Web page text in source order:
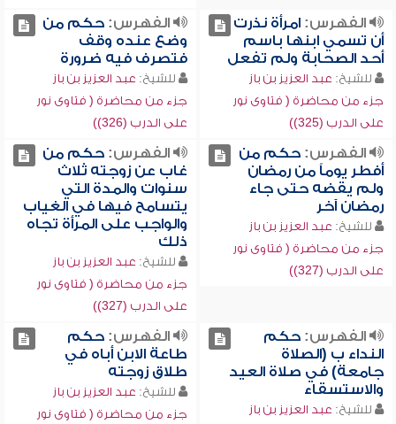
الفهرس:امرأة نذرت
أن تسمي ابنها باسم
أحد الصحابة ولم تفعل
للشيخ: عبد العزيز بن باز
جزء من محاضرة ( فتاوى نور
على الدرب (325))
الفهرس:حكم من
وضع عنده وقف
فتصرف فيه ضرورة
للشيخ: عبد العزيز بن باز
جزء من محاضرة ( فتاوى نور
على الدرب (326))
الفهرس:حكم من
أفطر يوماً من رمضان
ولم يقضه حتى جاء
رمضان آخر
للشيخ: عبد العزيز بن باز
جزء من محاضرة ( فتاوى نور
على الدرب (327))
الفهرس:حكم من
غاب عن زوجته ثلاث
سنوات والمدة التي
يتسامح فيها في الغياب
والواجب على المرأة تجاه
ذلك
للشيخ: عبد العزيز بن باز
جزء من محاضرة ( فتاوى نور
على الدرب (327))
الفهرس:حكم
النداء ب (الصلاة
جامعة) في صلاة العيد
والاستسقاء
للشيخ: عبد العزيز بن باز
الفهرس:حكم
طاعة الابن أباه في
طلاق زوجته
للشيخ: عبد العزيز بن باز
جزء من محاضرة ( فتاوى نور